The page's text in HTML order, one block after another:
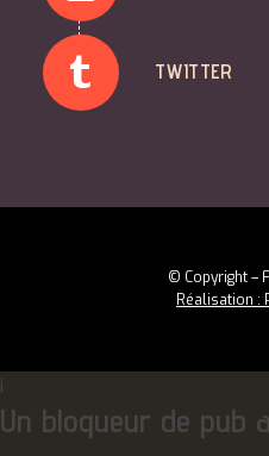
TWITTER
© Copyright –
Réalisation :
i
Un bloqueur de pub